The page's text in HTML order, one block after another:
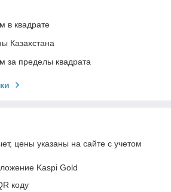
в квадрате
Казахстана
за пределы квадрата
цены указаны на сайте с учетом
Kaspi Gold
коду